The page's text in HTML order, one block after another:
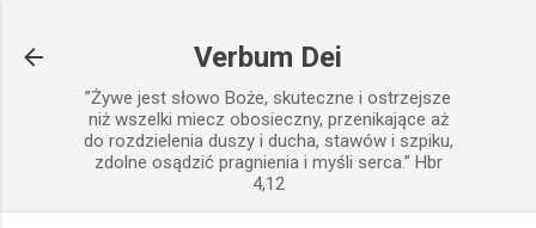
Verbum Dei
”Żywe jest słowo Boże, skuteczne i ostrzejsze
niż wszelki miecz obosieczny, przenikające aż
do rozdzielenia duszy i ducha, stawów i szpiku,
zdolne osądzić pragnienia i myśli serca.” Hbr
4,12